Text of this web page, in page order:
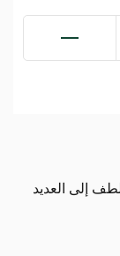
إلى العديد